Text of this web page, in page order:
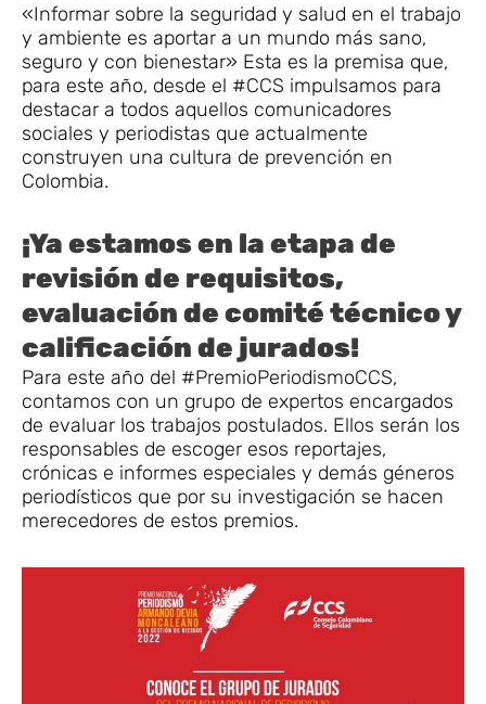
«Informar sobre la seguridad y salud en el trabajo
y ambiente es aportar a un mundo más sano,
seguro y con bienestar» Esta es la premisa que,
para este año, desde el #CCS impulsamos para
destacar a todos aquellos comunicadores
sociales y periodistas que actualmente
construyen una cultura de prevención en
Colombia.
¡Ya estamos en la etapa de
revisión de requisitos,
evaluación de comité técnico y
calificación de jurados!
Para este año del #PremioPeriodismoCCS,
contamos con un grupo de expertos encargados
de evaluar los trabajos postulados. Ellos serán los
responsables de escoger esos reportajes,
crónicas e informes especiales y demás géneros
periodísticos que por su investigación se hacen
merecedores de estos premios.